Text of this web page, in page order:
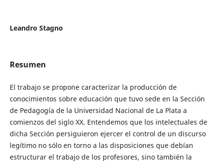
Leandro Stagno
Resumen
El trabajo se propone caracterizar la producción de
conocimientos sobre educación que tuvo sede en la Sección
de Pedagogía de la Universidad Nacional de La Plata a
comienzos del siglo XX. Entendemos que los intelectuales de
dicha Sección persiguieron ejercer el control de un discurso
legítimo no sólo en torno a las disposiciones que debían
estructurar el trabajo de los profesores, sino también la